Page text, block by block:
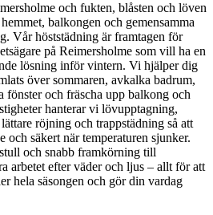
och fukten, blåsten och löven
balkongen och gemensamma
Vår höststädning är framtagen för
på Reimersholme som vill ha en
lösning inför vintern. Vi hjälper dig
över sommaren, avkalka badrum,
fönster och fräscha upp balkong och
hanterar vi lövupptagning,
röjning och trappstädning så att
och säkert när temperaturen sjunker.
och snabb framkörning till
arbetet efter väder och ljus – allt för att
hela säsongen och gör din vardag